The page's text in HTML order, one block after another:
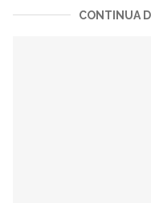
CONTINUA